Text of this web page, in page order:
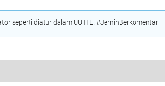
Kami Menunggu
Jawaban dari
seperti diatur dalam UU ITE. #JernihBerkomentar